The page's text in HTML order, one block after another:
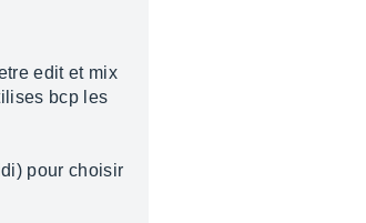
edit et mix
bcp les
pour choisir